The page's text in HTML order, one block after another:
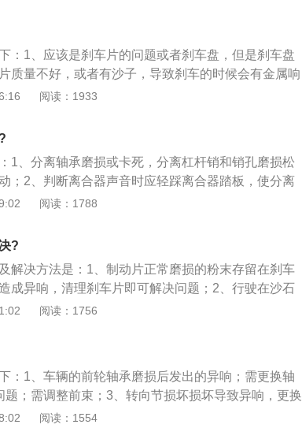
辆的相关零部件。
踩下刹车后总泵产生推力将液压油压到分泵，分泵
移动将刹车片推动。油刹车是由刹车总泵和刹车油储
车踏板，一头连着刹车油管。刹车总泵内储有刹车
当踩刹车时，出油口打开，进油口关闭。
：1、应该是刹车片的问题或者刹车盘，但是刹车盘
质量不好，或者有沙子，导致刹车的时候会有金属响
到靠谱的店或者4S店，检查一下刹车片，让打磨一
烤瓷的比较软，而且声音小，刹车也会软，很给力；
了，将车顶起来转下轮子，如果转不动就是抱死了。
排空气，所以要备1L刹车油。
阅读：1933
1、分离轴承磨损或卡死，分离杠杆销和销孔磨损松
；2、判断离合器声音时应轻踩离合器踏板，使分离
听到分离轴承的声音，可能是由于轴承缺油或轴承松
程度分别判断，是分离杠杆销孔和分支承销磨损松
松动、减振器失效等原因。
阅读：1788
?
解决方法是：1、制动片正常磨损的粉末存留在刹车
成异响，清理刹车片即可解决问题；2、行驶在沙石
在片和盘之间，造成异响或异常磨损，清理刹车片即
。
阅读：1756
：1、车辆的前轮轴承磨损后发出的异响；需更换轴
题；需调整前束；3、转向节损坏损坏导致异响，更换
阅读：1554